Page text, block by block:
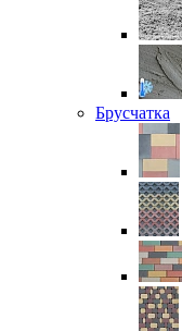
Брусчатка